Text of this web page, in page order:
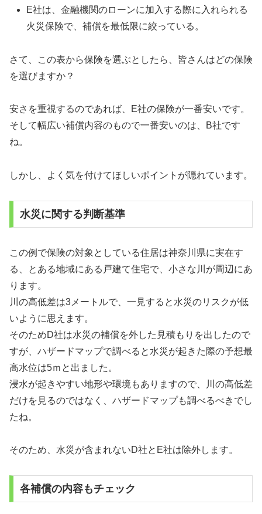
E社は、金融機関のローンに加入する際に入れられる
火災保険で、補償を最低限に絞っている。
さて、この表から保険を選ぶとしたら、皆さんはどの保険
を選びますか？
安さを重視するのであれば、E社の保険が一番安いです。
そして幅広い補償内容のもので一番安いのは、B社です
ね。
しかし、よく気を付けてほしいポイントが隠れています。
水災に関する判断基準
この例で保険の対象としている住居は神奈川県に実在す
る、とある地域にある戸建て住宅で、小さな川が周辺にあ
ります。
川の高低差は3メートルで、一見すると水災のリスクが低
いように思えます。
そのためD社は水災の補償を外した見積もりを出したので
すが、ハザードマップで調べると水災が起きた際の予想最
高水位は5ｍと出ました。
浸水が起きやすい地形や環境もありますので、川の高低差
だけを見るのではなく、ハザードマップも調べるべきでし
たね。
そのため、水災が含まれないD社とE社は除外します。
各補償の内容もチェック